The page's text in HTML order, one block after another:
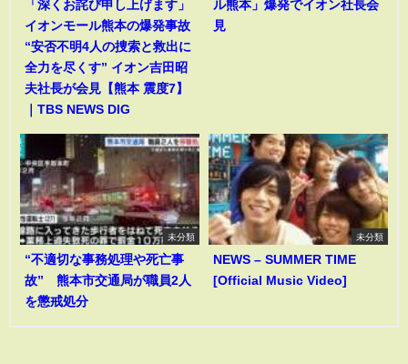
「深くお詫び申し上げます」
イオンモール熊本の爆発事故
“安否不明4人の捜索と救出に
全力を尽くす” イオン吉田昭
夫社長が会見【熊本 震度7】
｜TBS NEWS DIG
ル熊本」爆発でイオン社長会
見
未分類
“不適切な事務処理や死亡事
故” 熊本市交通局が職員2人
を懲戒処分
未分類
NEWS – SUMMER TIME
[Official Music Video]